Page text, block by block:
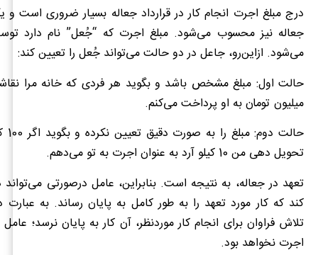
درج مبلغ اجرت انجام کار در قرارداد جعاله بسیار ضروری است و
جعاله نیز محسوب می‌شود. مبلغ اجرت که “جُعل” نام دارد
می‌شود. ازاین‌رو، جاعل در دو حالت می‌تواند جُعل را تعیین کند:
حالت اول: مبلغ مشخص باشد و بگوید هر فردی که خانه مرا
میلیون تومان به او پرداخت می‌کنم.
تحویل دهی من 10 کیلو آرد به عنوان اجرت به تو می‌دهم.
تعهد در جعاله، به نتیجه است. بنابراین، عامل درصورتی
کند که کار مورد تعهد را به طور کامل به پایان رساند. به عبارت
تلاش فراوان برای انجام کار موردنظر، آن کار به پایان نرسد؛
اجرت نخواهد بود.